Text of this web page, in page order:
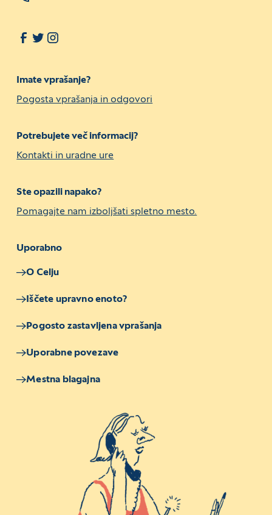
Imate vprašanje?
Pogosta vprašanja in odgovori
Potrebujete več informacij?
Kontakti in uradne ure
Ste opazili napako?
Pomagajte nam izboljšati spletno mesto.
Uporabno
O Celju
Iščete upravno enoto?
Pogosto zastavljena vprašanja
Uporabne povezave
Mestna blagajna